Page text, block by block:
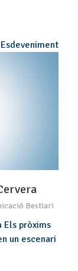
Esdeveniment
Bestiari
Els pròxims
un escenari